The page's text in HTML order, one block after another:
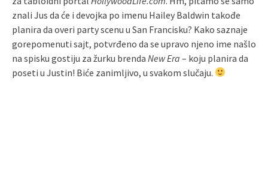
znali Jus da će i devojka po imenu Hailey Baldwin takođe
planira da overi party scenu u San Francisku? Kako saznaje
gorepomenuti sajt, potvrđeno da se upravo njeno ime našlo
na spisku gostiju za žurku brenda New Era – koju planira da
poseti u Justin! Biće zanimljivo, u svakom slučaju.